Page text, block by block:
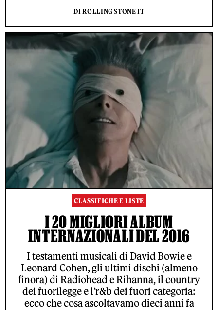
DI ROLLING STONE IT
CLASSIFICHE E LISTE
I 20 MIGLIORI ALBUM
INTERNAZIONALI DEL 2016
I testamenti musicali di David Bowie e
Leonard Cohen, gli ultimi dischi (almeno
finora) di Radiohead e Rihanna, il country
dei fuorilegge e l’r&b dei fuori categoria:
ecco che cosa ascoltavamo dieci anni fa